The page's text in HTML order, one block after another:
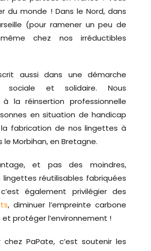
du monde ! Dans le Nord, dans
(pour ramener un peu de
chez nos irréductibles
aussi dans une démarche
sociale et solidaire. Nous
à la réinsertion professionnelle
en situation de handicap
fabrication de nos lingettes à
le Morbihan, en Bretagne.
et pas des moindres,
réutilisables fabriquées
également privilégier des
, diminuer l’empreinte carbone
protéger l’environnement !
chez PaPate, c’est soutenir les